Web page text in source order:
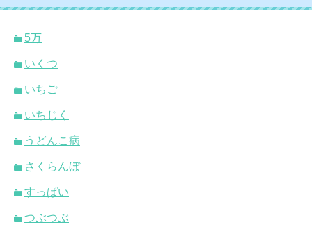
5万
いくつ
いちご
いちじく
うどんこ病
さくらんぼ
すっぱい
つぶつぶ